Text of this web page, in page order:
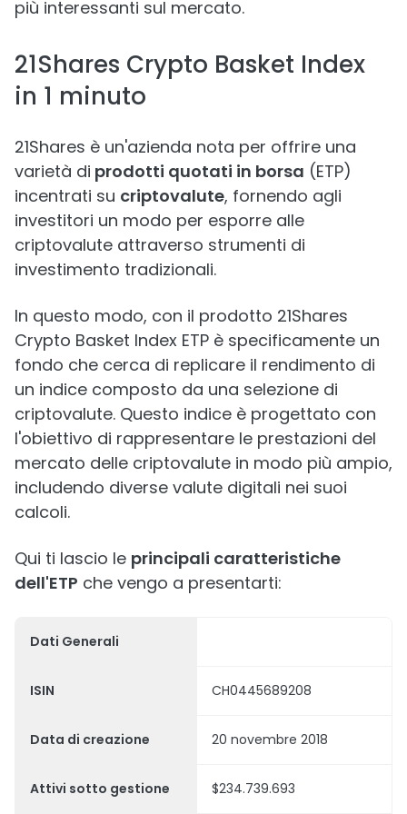
più interessanti sul mercato.
21Shares Crypto Basket Index
in 1 minuto
21Shares è un'azienda nota per offrire una
varietà di prodotti quotati in borsa (ETP)
incentrati su criptovalute, fornendo agli
investitori un modo per esporre alle
criptovalute attraverso strumenti di
investimento tradizionali.
In questo modo, con il prodotto 21Shares
Crypto Basket Index ETP è specificamente un
fondo che cerca di replicare il rendimento di
un indice composto da una selezione di
criptovalute. Questo indice è progettato con
l'obiettivo di rappresentare le prestazioni del
mercato delle criptovalute in modo più ampio,
includendo diverse valute digitali nei suoi
calcoli.
Qui ti lascio le principali caratteristiche
dell'ETP che vengo a presentarti:
Dati Generali
ISIN CH0445689208
Data di creazione 20 novembre 2018
Attivi sotto gestione $234.739.693